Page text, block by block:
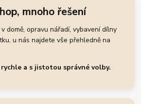
mnoho řešení
domě, opravu nářadí, vybavení dílny
u nás najdete vše přehledně na
a s jistotou správné volby.